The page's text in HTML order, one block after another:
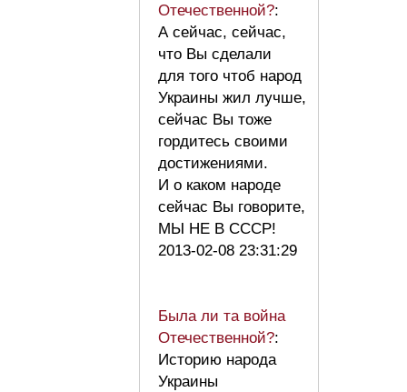
Отечественной?:
А сейчас, сейчас,
что Вы сделали
для того чтоб народ
Украины жил лучше,
сейчас Вы тоже
гордитесь своими
достижениями.
И о каком народе
сейчас Вы говорите,
МЫ НЕ В СССР!
2013-02-08 23:31:29
Была ли та война
Отечественной?:
Историю народа
Украины